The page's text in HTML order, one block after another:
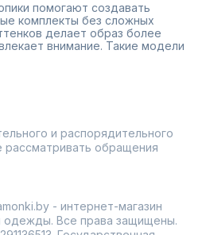
помогают создавать
комплекты без сложных
делает образ более
внимание. Такие модели
носки, офиса, прогулок и
брюками, джинсами,
так и более заметные
стильные акценты в одежде.
и современном стиле;
универсальной вещью,
и распорядительного
рассматривать обращения
- интернет-магазин
одежды. Все права защищены.